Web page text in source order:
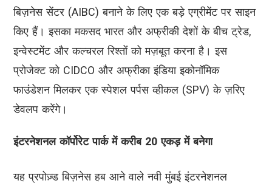
बिज़नेस सेंटर (AIBC) बनाने के लिए एक बड़े एग्रीमेंट पर साइन
किए हैं। इसका मकसद भारत और अफ्रीकी देशों के बीच ट्रेड,
इन्वेस्टमेंट और कल्चरल रिश्तों को मज़बूत करना है। इस
प्रोजेक्ट को CIDCO और अफ्रीका इंडिया इकोनॉमिक
फाउंडेशन मिलकर एक स्पेशल पर्पस व्हीकल (SPV) के ज़रिए
डेवलप करेंगे।
इंटरनेशनल कॉर्पोरेट पार्क में करीब 20 एकड़ में बनेगा
यह प्रपोज़्ड बिज़नेस हब आने वाले नवी मुंबई इंटरनेशनल